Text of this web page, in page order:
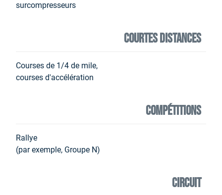
surcompresseurs
COURTES DISTANCES
Courses de 1/4 de mile,
courses d'accélération
COMPÉTITIONS
Rallye
(par exemple, Groupe N)
CIRCUIT